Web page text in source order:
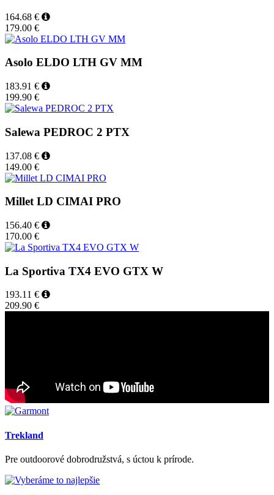
164.68 €
179.00 €
Asolo ELDO LTH GV MM
183.91 €
199.90 €
Salewa PEDROC 2 PTX
137.08 €
149.00 €
Millet LD CIMAI PRO
156.40 €
170.00 €
La Sportiva TX4 EVO GTX W
193.11 €
209.90 €
Trekland
Pre outdoorové dobrodružstvá, s úctou k prírode.